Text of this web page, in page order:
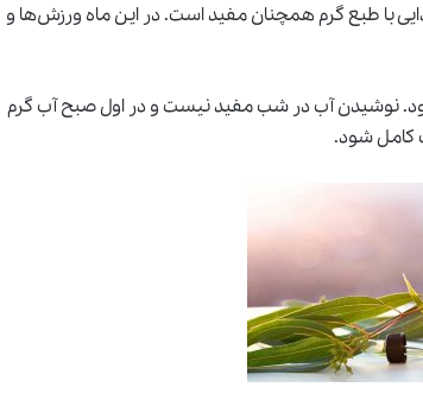
با طبع گرم همچنان مفید است. در این ماه ورزش‌ها و
نوشیدن آب در شب مفید نیست و در اول صبح آب گرم
کامل شود.